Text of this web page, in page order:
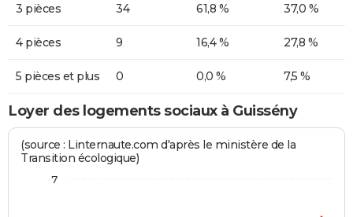
3 pièces 34 61,8 % 37,0 %
4 pièces 9 16,4 % 27,8 %
5 pièces et plus 0 0,0 % 7,5 %
Loyer des logements sociaux à Guissény
(source : Linternaute.com d'après le ministère de la
Transition écologique)
7